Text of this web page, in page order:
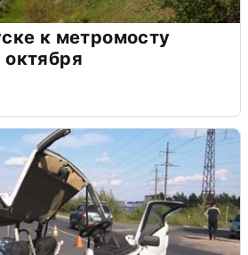
к метромосту